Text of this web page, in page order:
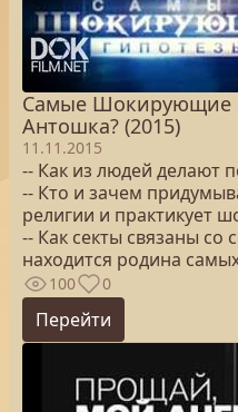
Самые Шокирующие
Антошка? (2015)
11.11.2015
-- Как из людей делают
-- Кто и зачем
религии и практикует
-- Как секты связаны со
находится родина
100 0
Перейти